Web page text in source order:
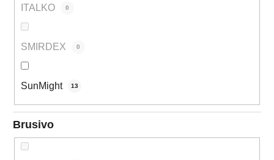
ITALKO 0
SMIRDEX 0
SunMight 13
Brusivo